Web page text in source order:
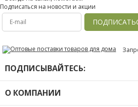
Подписаться на новости и акции
ПОДПИСЫВАЙТЕСЬ:
О КОМПАНИИ